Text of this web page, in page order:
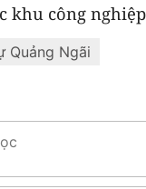
khu công
Quảng Ngãi